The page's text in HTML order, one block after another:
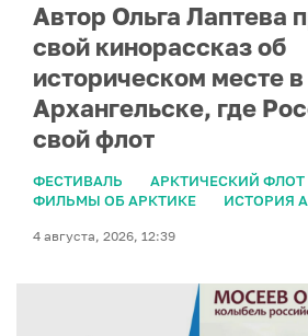
Автор Ольга Лаптева
свой кинорассказ об
историческом месте в
Архангельске, где
свой флот
ФЕСТИВАЛЬ
АРКТИЧЕСКИЙ ФЛОТ
ФИЛЬМЫ ОБ АРКТИКЕ
ИСТОРИЯ
4 августа, 2026, 12:39